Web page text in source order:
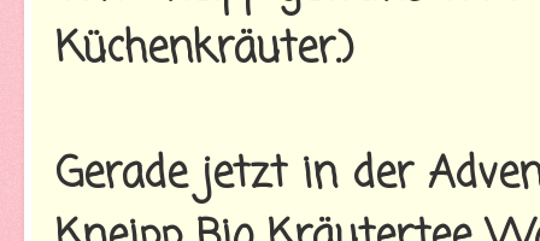
Küchenkräuter.)
Gerade jetzt in der